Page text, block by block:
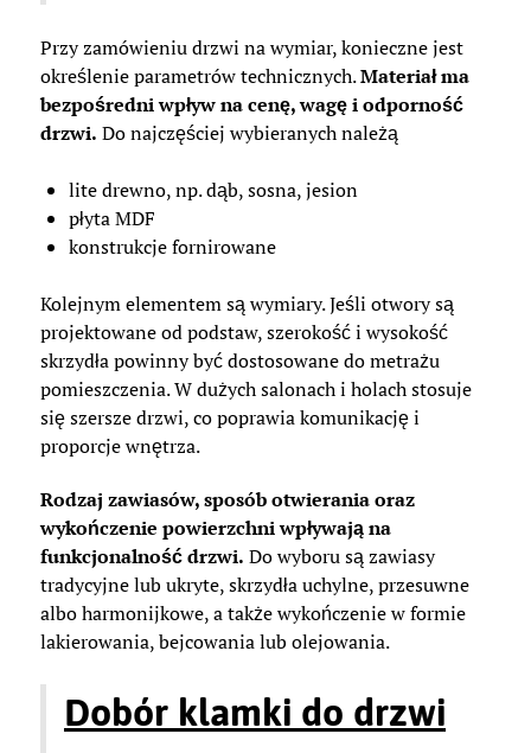
Przy zamówieniu drzwi na wymiar, konieczne jest
określenie parametrów technicznych.Materiał ma
bezpośredni wpływ na cenę, wagę i odporność
drzwi. Do najczęściej wybieranych należą
lite drewno, np. dąb, sosna, jesion
płyta MDF
konstrukcje fornirowane
Kolejnym elementem są wymiary. Jeśli otwory są
projektowane od podstaw, szerokość i wysokość
skrzydła powinny być dostosowane do metrażu
pomieszczenia. W dużych salonach i holach stosuje
się szersze drzwi, co poprawia komunikację i
proporcje wnętrza.
Rodzaj zawiasów, sposób otwierania oraz
wykończenie powierzchni wpływają na
funkcjonalność drzwi. Do wyboru są zawiasy
tradycyjne lub ukryte, skrzydła uchylne, przesuwne
albo harmonijkowe, a także wykończenie w formie
lakierowania, bejcowania lub olejowania.
Dobór klamki do drzwi